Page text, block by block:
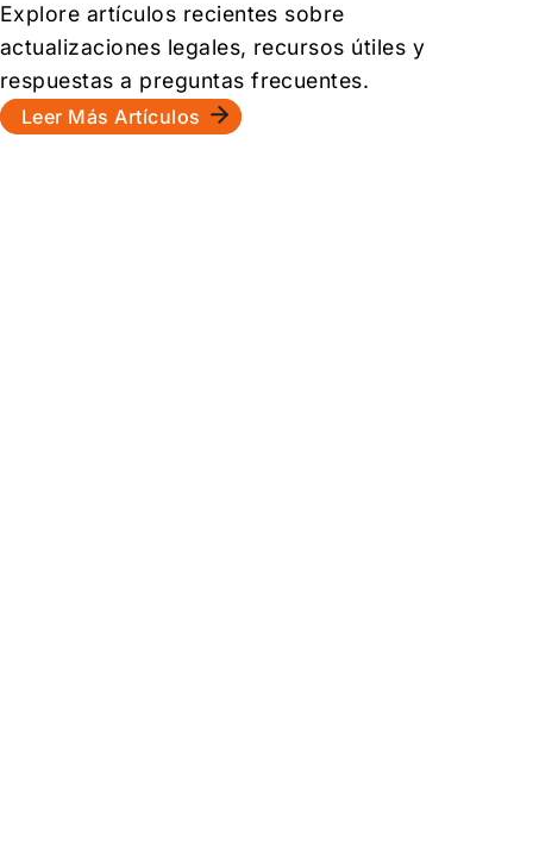
Explore artículos recientes sobre
actualizaciones legales, recursos útiles y
respuestas a preguntas frecuentes.
Leer Más Artículos